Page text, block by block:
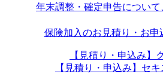
年末調整・確定申告について
保険加入のお見積り・お申
【見積り・申込み】
【見積り・申込み】セ